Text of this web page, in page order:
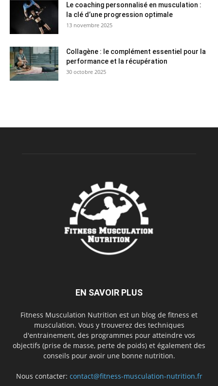
Le coaching personnalisé en musculation :
la clé d’une progression optimale
13 novembre 2025
Collagène : le complément essentiel pour la
performance et la récupération
30 octobre 2025
EN SAVOIR PLUS
Fitness Musculation Nutrition est un blog de fitness et
musculation. Vous y trouverez des techniques
d'entrainement, des programmes pour atteindre vos
objectifs (prise de masse, perte de poids) et également des
conseils pour avoir une bonne nutrition.
Nous contacter: contact@fitness-musculation-nutrition.fr